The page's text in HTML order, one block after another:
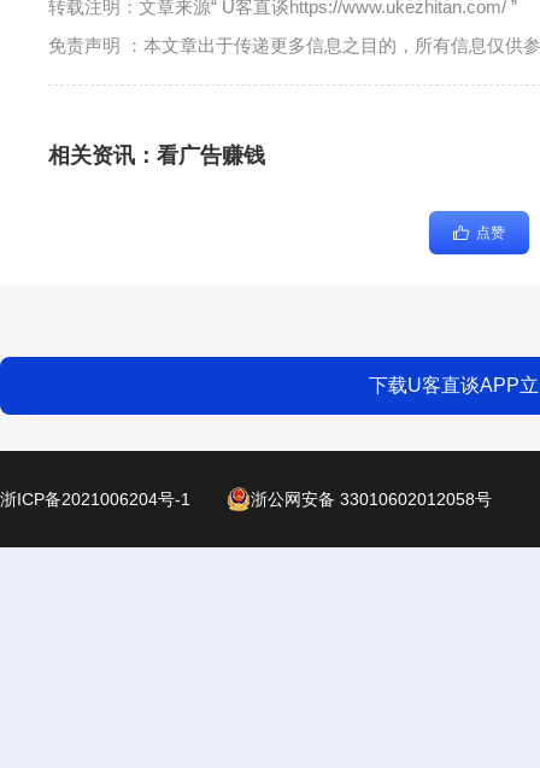
转载注明：文章来源“ U客直谈https://www.ukezhitan.com/ ”
免责声明 ：本文章出于传递更多信息之目的，所有信息仅供
相关资讯： 看广告赚钱
点赞
下载U客直谈APP
浙ICP备2021006204号-1 浙公网安备 33010602012058号